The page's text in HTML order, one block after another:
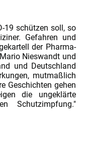
19 schützen soll, so
Gefahren und
der Pharma-
Nieswandt und
und Deutschland
mutmaßlich
Geschichten gehen
die ungeklärte
Schutzimpfung."